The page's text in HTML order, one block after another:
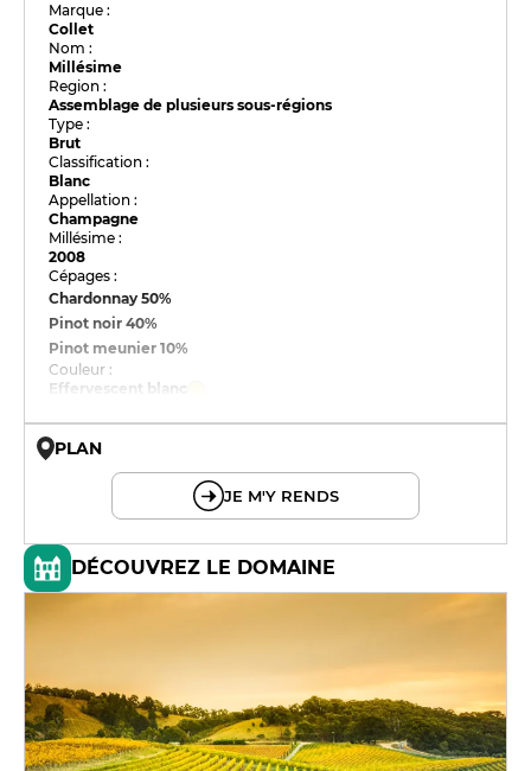
Marque :
Collet
Nom :
Millésime
Region :
Assemblage de plusieurs sous-régions
Type :
Brut
Classification :
Blanc
Appellation :
Champagne
Millésime :
2008
Cépages :
Chardonnay50%
Pinot noir40%
Pinot meunier10%
Couleur :
Effervescent blanc
PLAN
JE M'Y RENDS
DÉCOUVREZ LE DOMAINE